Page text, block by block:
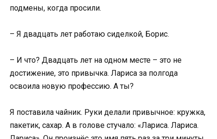
подмены, когда просили.
– Я двадцать лет работаю сиделкой, Борис.
– И что? Двадцать лет на одном месте – это не
достижение, это привычка. Лариса за полгода
освоила новую профессию. А ты?
Я поставила чайник. Руки делали привычное: кружка,
пакетик, сахар. А в голове стучало: «Лариса. Лариса.